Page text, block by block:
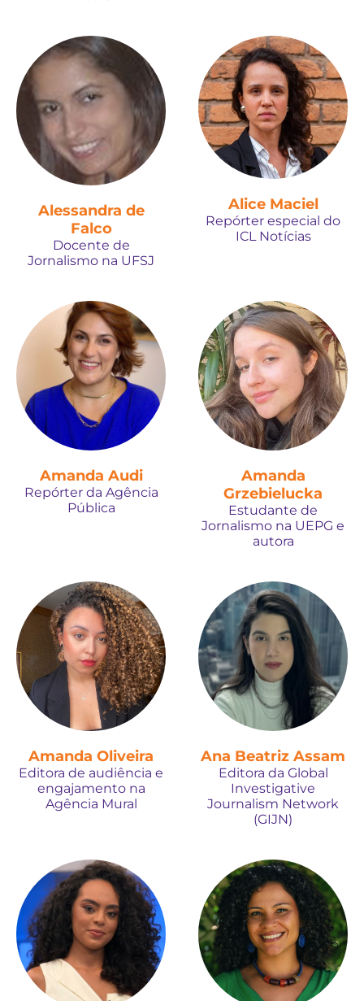
Alessandra de
Falco
Docente de
Jornalismo na UFSJ
Alice Maciel
Repórter especial do
ICL Notícias
Amanda Audi
Repórter da Agência
Pública
Amanda
Grzebielucka
Estudante de
Jornalismo na UEPG e
autora
Amanda Oliveira
Editora de audiência e
engajamento na
Agência Mural
Ana Beatriz Assam
Editora da Global
Investigative
Journalism Network
(GIJN)